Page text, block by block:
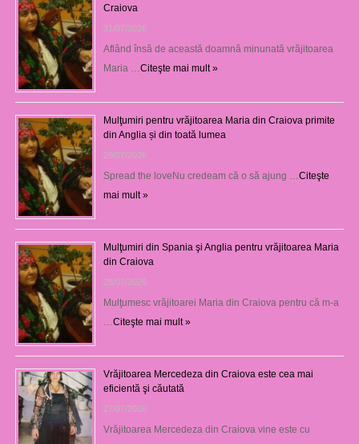
Craiova
31/07/2026
Aflând însă de această doamnă minunată vrăjitoarea
Maria … Citeşte mai mult »
Mulţumiri pentru vrăjitoarea Maria din Craiova primite
din Anglia și din toată lumea
29/07/2026
Spread the loveNu credeam că o să ajung … Citeşte
mai mult »
Mulţumiri din Spania şi Anglia pentru vrăjitoarea Maria
din Craiova
28/07/2026
Mulţumesc vrăjitoarei Maria din Craiova pentru că m-a
Citeşte mai mult »
Vrăjitoarea Mercedeza din Craiova este cea mai
eficientă şi căutată
27/07/2026
Vrăjitoarea Mercedeza din Craiova vine este cu